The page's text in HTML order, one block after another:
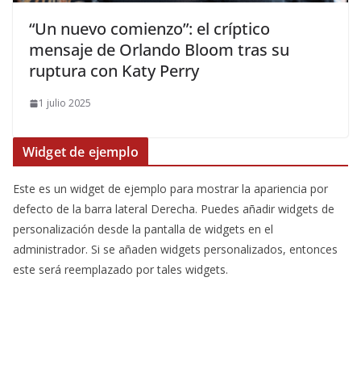
​“Un nuevo comienzo”: el críptico
mensaje de Orlando Bloom tras su
ruptura con Katy Perry
1 julio 2025
Widget de ejemplo
Este es un widget de ejemplo para mostrar la apariencia por
defecto de la barra lateral Derecha. Puedes añadir widgets de
personalización desde la pantalla de widgets en el
administrador. Si se añaden widgets personalizados, entonces
este será reemplazado por tales widgets.